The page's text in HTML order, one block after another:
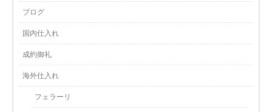
ブログ
国内仕入れ
成約御礼
海外仕入れ
フェラーリ